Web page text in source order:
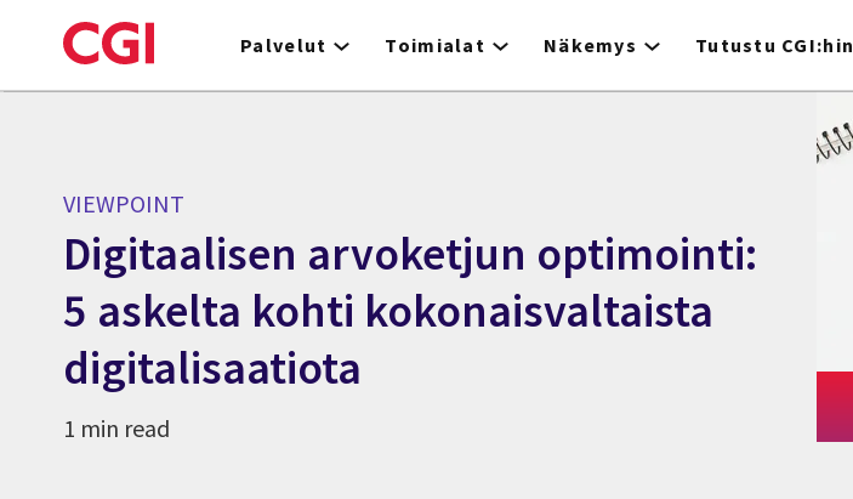
to
Palvelut Toimialat Näkemys Tutustu CGI:hin
VIEWPOINT
Digitaalisen arvoketjun optimointi:
5 askelta kohti kokonaisvaltaista
digitalisaatiota
1 min read